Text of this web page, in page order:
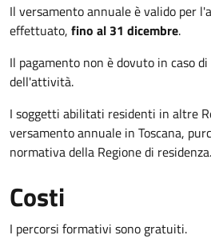
Il versamento annuale è valido per
effettuato, fino al 31 dicembre.
Il pagamento non è dovuto in caso
dell'attività.
I soggetti abilitati residenti in altre
versamento annuale in Toscana,
normativa della Regione di residenza.
Costi
I percorsi formativi sono gratuiti.